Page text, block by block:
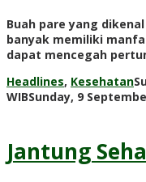
Buah pare yang
banyak memiliki
dapat mencegah
Headlines, Kesehatan
WIBSunday, 9
Jantung